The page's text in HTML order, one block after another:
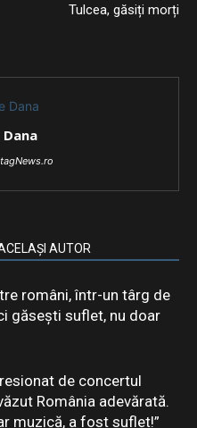
Tulcea, găsiți morți
AUTOR
români, într-un târg de
găsești suflet, nu doar
de concertul
România adevărată.
muzică, a fost suflet!”